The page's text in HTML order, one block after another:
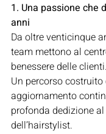
1. Una passione che
anni
Da oltre venticinque
team mettono al
benessere delle clienti.
Un percorso
aggiornamento
profonda dedizione
dell’hairstylist.